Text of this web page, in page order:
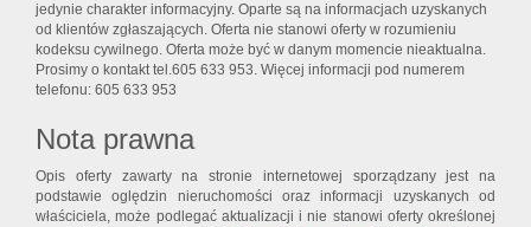
jedynie charakter informacyjny. Oparte są na informacjach uzyskanych
od klientów zgłaszających. Oferta nie stanowi oferty w rozumieniu
kodeksu cywilnego. Oferta może być w danym momencie nieaktualna.
Prosimy o kontakt tel.605 633 953. Więcej informacji pod numerem
telefonu: 605 633 953
Nota prawna
Opis oferty zawarty na stronie internetowej sporządzany jest na
podstawie oględzin nieruchomości oraz informacji uzyskanych od
właściciela, może podlegać aktualizacji i nie stanowi oferty określonej